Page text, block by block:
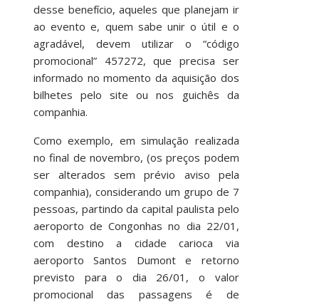
desse benefício, aqueles que planejam ir
ao evento e, quem sabe unir o útil e o
agradável, devem utilizar o “código
promocional” 457272, que precisa ser
informado no momento da aquisição dos
bilhetes pelo site ou nos guichês da
companhia.
Como exemplo, em simulação realizada
no final de novembro, (os preços podem
ser alterados sem prévio aviso pela
companhia), considerando um grupo de 7
pessoas, partindo da capital paulista pelo
aeroporto de Congonhas no dia 22/01,
com destino a cidade carioca via
aeroporto Santos Dumont e retorno
previsto para o dia 26/01, o valor
promocional das passagens é de